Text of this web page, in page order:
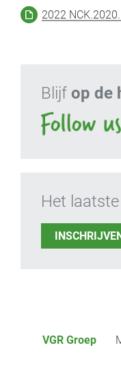
2022
Blijf op de
Het
VGR Groep